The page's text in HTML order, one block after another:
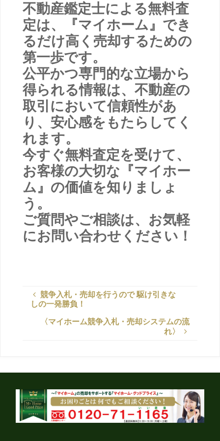
不動産鑑定士による無料査
定は、『マイホーム』でき
るだけ高く売却するための
第一歩です。
公平かつ専門的な立場から
得られる情報は、不動産の
取引において信頼性があ
り、安心感をもたらしてく
れます。
今すぐ無料査定を受けて、
お客様の大切な『マイホー
ム』の価値を知りましょ
う。
ご質問やご相談は、お気軽
にお問い合わせください！
競争入札・売却を行うので 駆け引きな
しの一発勝負！
〈マイホーム競争入札・売却システムの流
れ〉